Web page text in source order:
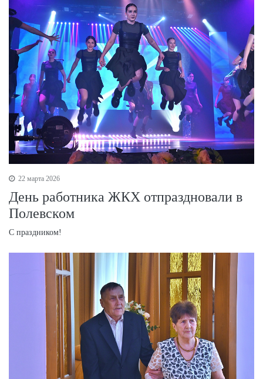
22 марта 2026
День работника ЖКХ отпраздновали в
Полевском
С праздником!